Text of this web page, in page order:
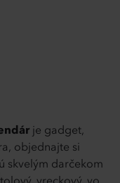
je gadget,
objednajte si
skvelým darčekom